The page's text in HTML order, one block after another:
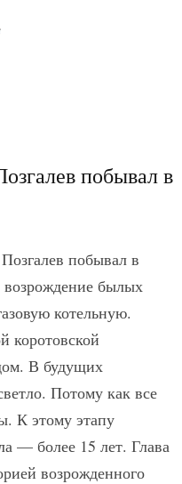
побывал в
побывал в
былых
котельную.
коротовской
В будущих
Потому как все
К этому этапу
— более 15 лет. Глава
возрожденного